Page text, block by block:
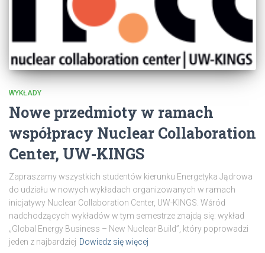
WYKŁADY
Nowe przedmioty w ramach
współpracy Nuclear Collaboration
Center, UW-KINGS
Zapraszamy wszystkich studentów kierunku Energetyka Jądrowa
do udziału w nowych wykładach organizowanych w ramach
inicjatywy Nuclear Collaboration Center, UW-KINGS. Wśród
nadchodzących wykładów w tym semestrze znajdą się: wykład
„Global Energy Business – New Nuclear Build”, który poprowadzi
jeden z najbardziej Dowiedz się więcej